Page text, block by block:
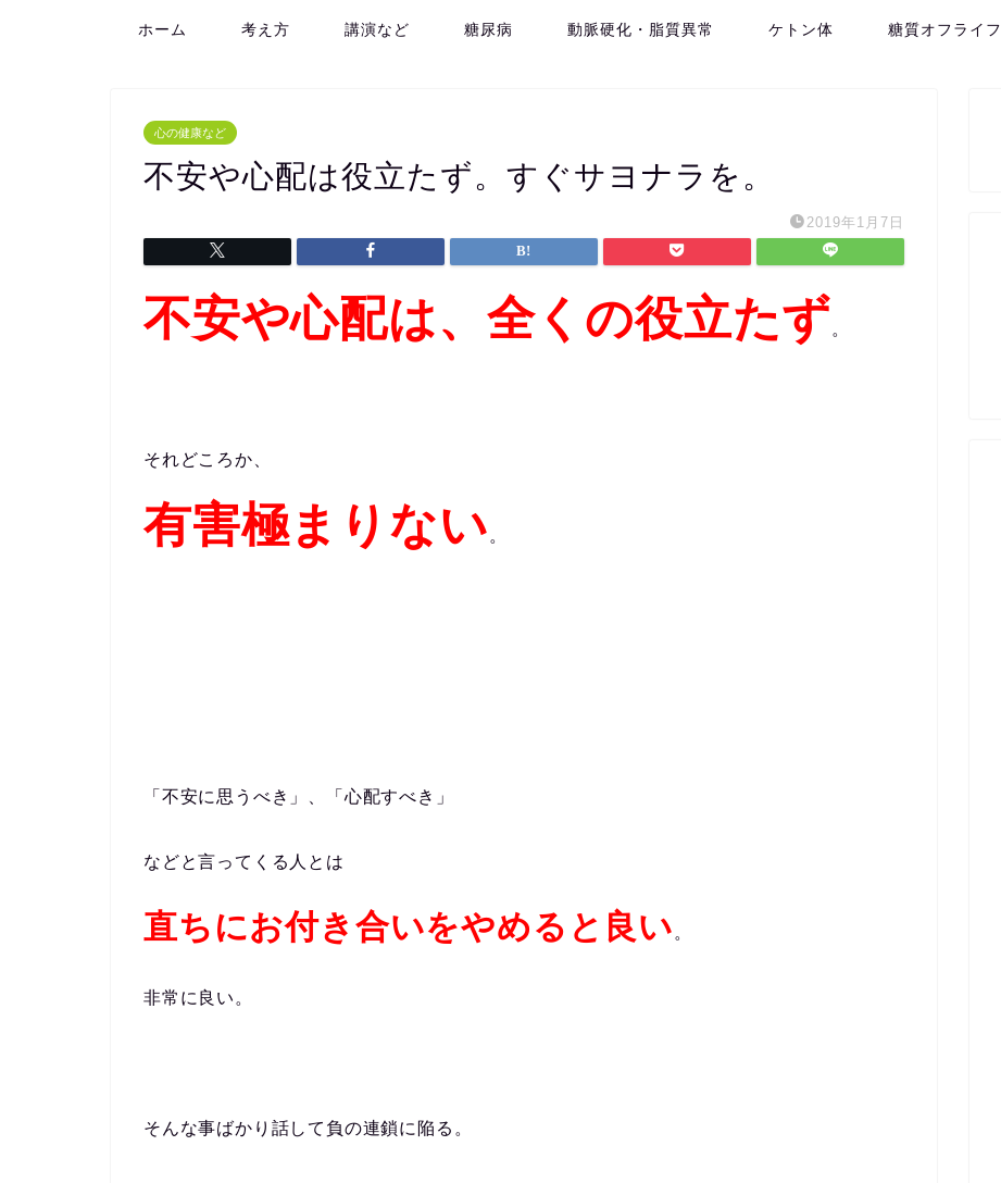
ホーム 考え方 講演など 糖尿病 動脈硬化・脂質異常 ケトン体 糖質オフライフ
心の健康など
不安や心配は役立たず。すぐサヨナラを。
2019年1月7日
不安や心配は、全くの役立たず。
それどころか、
有害極まりない 。
「不安に思うべき」、「心配すべき」
などと言ってくる人とは
直ちにお付き合いをやめると良い 。
非常に良い。
そんな事ばかり話して負の連鎖に陥る。